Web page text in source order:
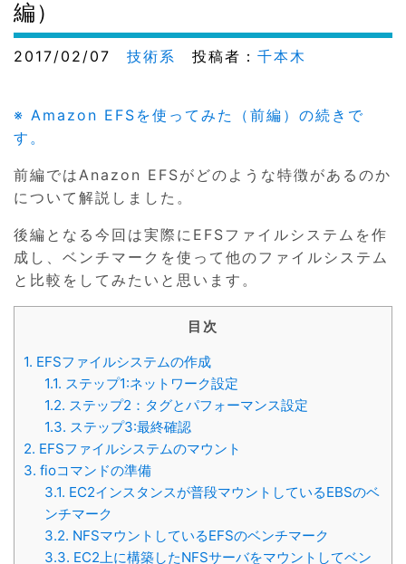
編）
2017/02/07 技術系 投稿者： 千本木
※ Amazon EFSを使ってみた（前編）の続きで
す。
前編ではAnazon EFSがどのような特徴があるのか
について解説しました。
後編となる今回は実際にEFSファイルシステムを作
成し、ベンチマークを使って他のファイルシステム
と比較をしてみたいと思います。
目次
1. EFSファイルシステムの作成
1.1. ステップ1:ネットワーク設定
1.2. ステップ2：タグとパフォーマンス設定
1.3. ステップ3:最終確認
2. EFSファイルシステムのマウント
3. fioコマンドの準備
3.1. EC2インスタンスが普段マウントしているEBSのベ
ンチマーク
3.2. NFSマウントしているEFSのベンチマーク
3.3. EC2上に構築したNFSサーバをマウントしてベン